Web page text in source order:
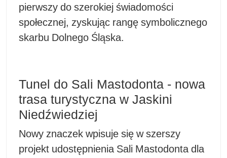
pierwszy do szerokiej świadomości
społecznej, zyskując rangę symbolicznego
skarbu Dolnego Śląska.
Tunel do Sali Mastodonta - nowa
trasa turystyczna w Jaskini
Niedźwiedziej
Nowy znaczek wpisuje się w szerszy
projekt udostępnienia Sali Mastodonta dla